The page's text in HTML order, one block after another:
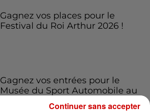
Gagnez vos places pour le
Festival du Roi Arthur 2026 !
Gagnez vos entrées pour le
Musée du Sport Automobile au
Continuer sans accepter